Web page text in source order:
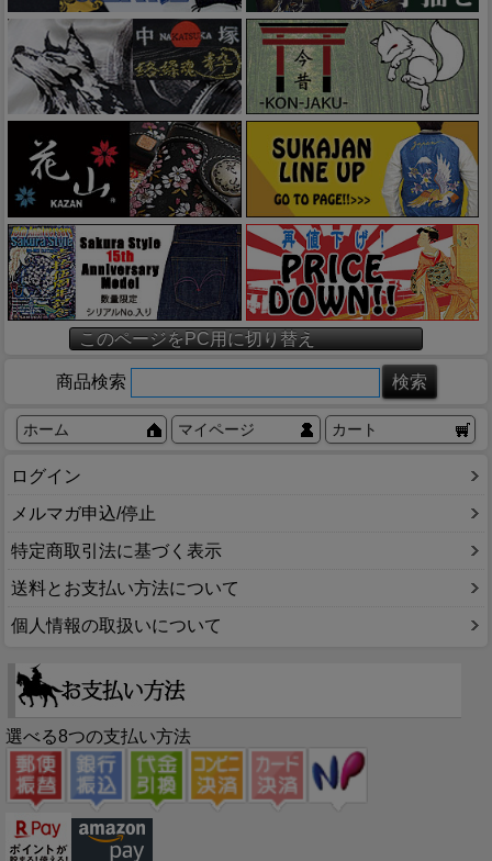
このページをPC用に切り替え
商品検索
ホーム マイページ カート
ログイン
メルマガ申込/停止
特定商取引法に基づく表示
送料とお支払い方法について
個人情報の取扱いについて
選べる8つの支払い方法